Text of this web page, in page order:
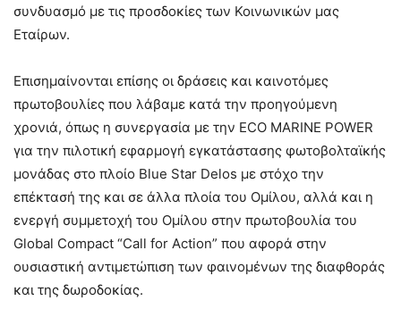
συνδυασμό με τις προσδοκίες των Κοινωνικών μας
Εταίρων.
Επισημαίνονται επίσης οι δράσεις και καινοτόμες
πρωτοβουλίες που λάβαμε κατά την προηγούμενη
χρονιά, όπως η συνεργασία με την ECO MARINE POWER
για την πιλοτική εφαρμογή εγκατάστασης φωτοβολταϊκής
μονάδας στο πλοίο Blue Star Delos με στόχο την
επέκτασή της και σε άλλα πλοία του Ομίλου, αλλά και η
ενεργή συμμετοχή του Ομίλου στην πρωτοβουλία του
Global Compact “Call for Action” που αφορά στην
ουσιαστική αντιμετώπιση των φαινομένων της διαφθοράς
και της δωροδοκίας.